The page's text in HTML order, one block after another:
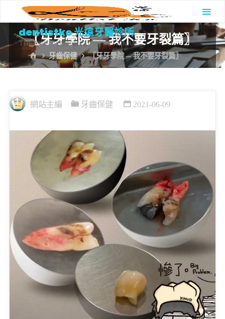
to
content
dentistko 光遠牙醫診所
THE FINE DENTAL CLINIC IN TAINAN
〖牙牙學院 — 我不要牙裂篇〗
HOME牙齒保健 〖牙牙學院 — 我不要牙裂篇〗
網站主編 牙齒保健 2021-06-09